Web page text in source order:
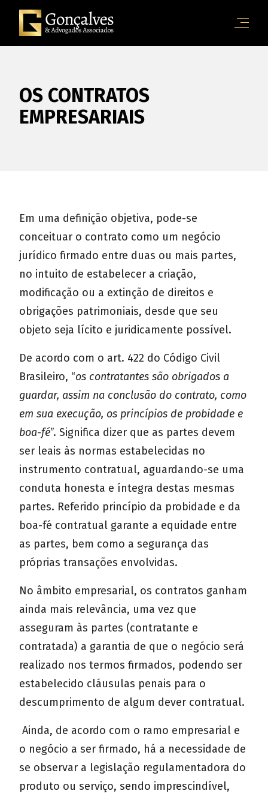
OS CONTRATOS
EMPRESARIAIS
Em uma definição objetiva, pode-se
conceituar o contrato como um negócio
jurídico firmado entre duas ou mais partes,
no intuito de estabelecer a criação,
modificação ou a extinção de direitos e
obrigações patrimoniais, desde que seu
objeto seja lícito e juridicamente possível.
De acordo com o art. 422 do Código Civil
Brasileiro, “os contratantes são obrigados a
guardar, assim na conclusão do contrato, como
em sua execução, os princípios de probidade e
boa-fé”. Significa dizer que as partes devem
ser leais às normas estabelecidas no
instrumento contratual, aguardando-se uma
conduta honesta e íntegra destas mesmas
partes. Referido princípio da probidade e da
boa-fé contratual garante a equidade entre
as partes, bem como a segurança das
próprias transações envolvidas.
No âmbito empresarial, os contratos ganham
ainda mais relevância, uma vez que
asseguram às partes (contratante e
contratada) a garantia de que o negócio será
realizado nos termos firmados, podendo ser
estabelecido cláusulas penais para o
descumprimento de algum dever contratual.
Ainda, de acordo com o ramo empresarial e
o negócio a ser firmado, há a necessidade de
se observar a legislação regulamentadora do
produto ou serviço, sendo imprescindível,